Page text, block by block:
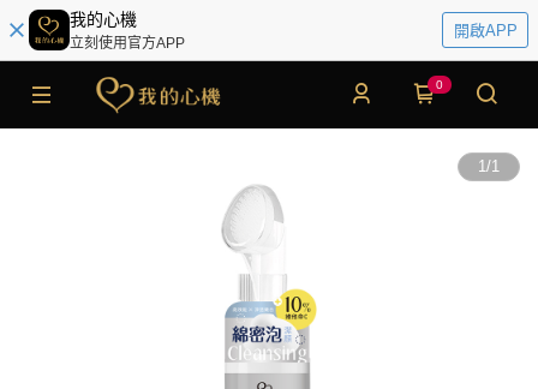
我的心機
立刻使用官方APP
開啟APP
0
1/1